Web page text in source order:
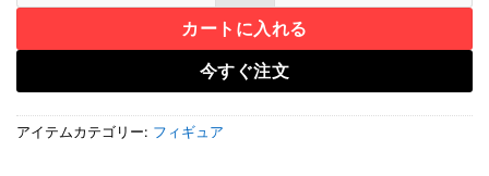
カートに入れる
今すぐ注文
アイテムカテゴリー: フィギュア